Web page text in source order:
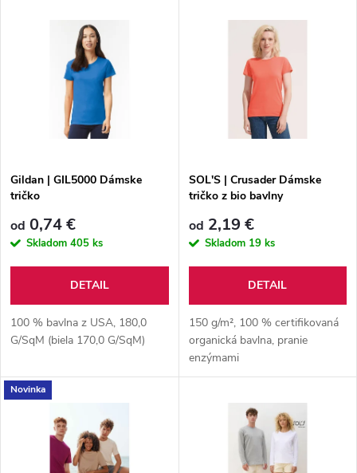
e
p
r
o
d
u
s
p
r
d
u
k
Gildan | GIL5000 Dámske
tričko
od 0,74 €
Skladom 405 ks
DETAIL
100 % bavlna z USA, 180,0
G/SqM (biela 170,0 G/SqM)
SOL'S | Crusader Dámske
tričko z bio bavlny
od 2,19 €
Skladom 19 ks
DETAIL
150 g/m², 100 % certifikovaná
organická bavlna, pranie
enzýmami
Novinka